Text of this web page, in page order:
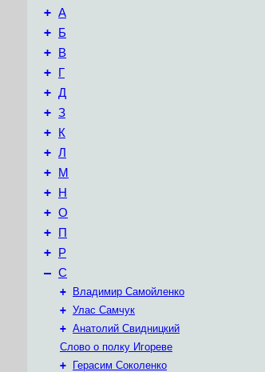
+ А
+ Б
+ В
+ Г
+ Д
+ З
+ К
+ Л
+ М
+ Н
+ О
+ П
+ Р
– С
+
Владимир Самойленко
+ Улас Самчук
+ Анатолий Свидницкий
Слово о полку Игореве
+
Герасим Соколенко